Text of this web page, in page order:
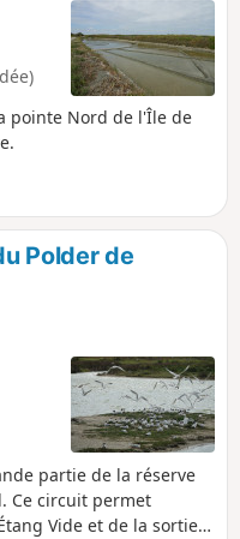
pointe Nord de l'Île de
Polder de
partie de la réserve
Ce circuit permet
Vide et de la sortie